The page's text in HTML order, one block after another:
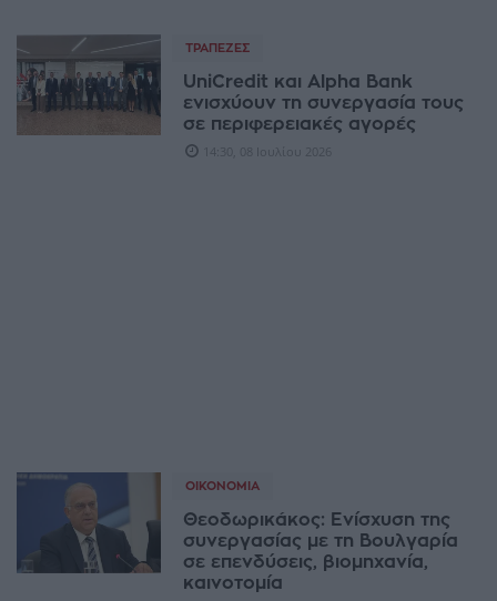
ΤΡΆΠΕΖΕΣ
UniCredit και Alpha Bank
ενισχύουν τη συνεργασία τους
σε περιφερειακές αγορές
14:30, 08 Ιουλίου 2026
ΟΙΚΟΝΟΜΊΑ
Θεοδωρικάκος: Ενίσχυση της
συνεργασίας με τη Βουλγαρία
σε επενδύσεις, βιομηχανία,
καινοτομία